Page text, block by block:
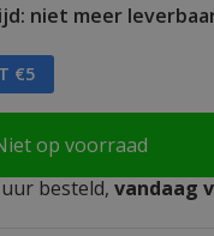
niet meer
€5
op voorraad
besteld, vandaag